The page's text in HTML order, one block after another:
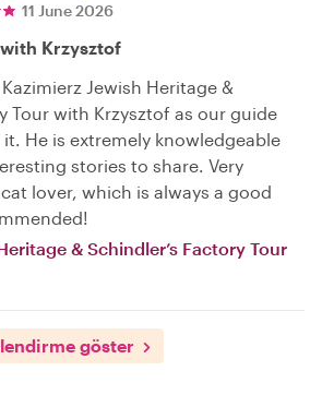
11 June 2026
Krzysztof
Jewish Heritage &
Tour with Krzysztof as our guide
He is extremely knowledgeable
stories to share. Very
lover, which is always a good
& Schindler’s Factory Tour
göster